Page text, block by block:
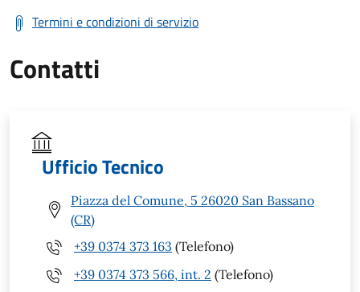
Termini e condizioni di servizio
Contatti
Ufficio Tecnico
Piazza del Comune, 5 26020 San Bassano
(CR)
+39 0374 373 163 (Telefono)
+39 0374 373 566, int. 2 (Telefono)